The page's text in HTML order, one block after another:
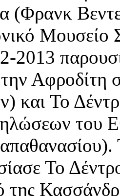
(Φρανκ
Μουσείο
2013
και Το
του
Το
της